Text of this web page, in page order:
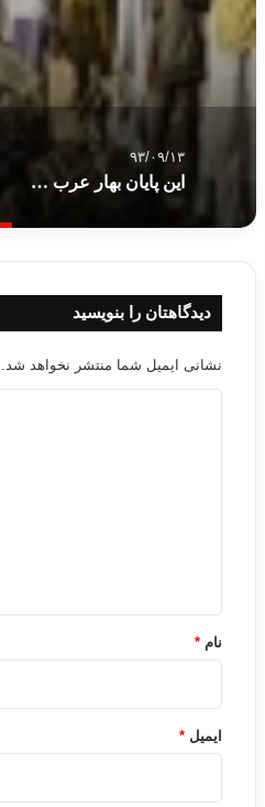
۹۳/۰۹/۱۳
این پایان بهار عرب نیست … تحلیلی از فهمی هویدی
دیدگاهتان را بنویسید
نشانی ایمیل شما منتشر نخواهد شد.
نام *
ایمیل *